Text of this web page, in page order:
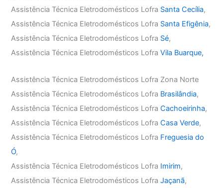
Assistência Técnica Eletrodomésticos Lofra Santa Cecília,
Assistência Técnica Eletrodomésticos Lofra Santa Efigênia,
Assistência Técnica Eletrodomésticos Lofra Sé,
Assistência Técnica Eletrodomésticos LofraVila Buarque,
Assistência Técnica Eletrodomésticos Lofra Zona Norte
Assistência Técnica Eletrodomésticos Lofra Brasilândia,
Assistência Técnica Eletrodomésticos LofraCachoeirinha,
Assistência Técnica Eletrodomésticos LofraCasa Verde,
Assistência Técnica Eletrodomésticos Lofra Freguesia do
Ó,
Assistência Técnica Eletrodomésticos Lofra Imirim,
Assistência Técnica Eletrodomésticos LofraJaçanã,